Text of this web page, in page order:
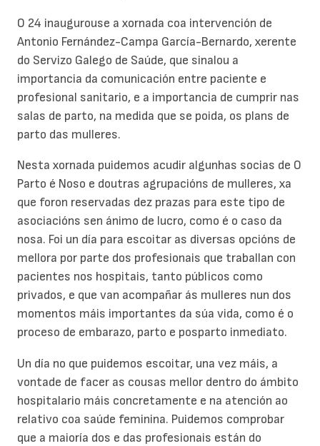
O 24 inaugurouse a xornada coa intervención de
Antonio Fernández-Campa García-Bernardo, xerente
do Servizo Galego de Saúde, que sinalou a
importancia da comunicación entre paciente e
profesional sanitario, e a importancia de cumprir nas
salas de parto, na medida que se poida, os plans de
parto das mulleres.
Nesta xornada puidemos acudir algunhas socias de O
Parto é Noso e doutras agrupacións de mulleres, xa
que foron reservadas dez prazas para este tipo de
asociacións sen ánimo de lucro, como é o caso da
nosa. Foi un día para escoitar as diversas opcións de
mellora por parte dos profesionais que traballan con
pacientes nos hospitais, tanto públicos como
privados, e que van acompañar ás mulleres nun dos
momentos máis importantes da súa vida, como é o
proceso de embarazo, parto e posparto inmediato.
Un día no que puidemos escoitar, una vez máis, a
vontade de facer as cousas mellor dentro do ámbito
hospitalario máis concretamente e na atención ao
relativo coa saúde feminina. Puidemos comprobar
que a maioría dos e das profesionais están do